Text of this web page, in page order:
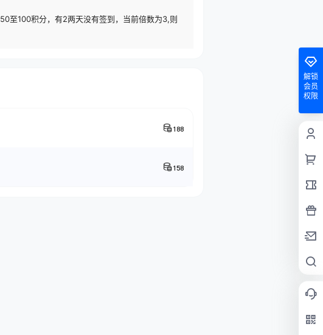
至100积分，有2两天没有签到，当前倍数为3,则
188
158
解锁
会员
权限